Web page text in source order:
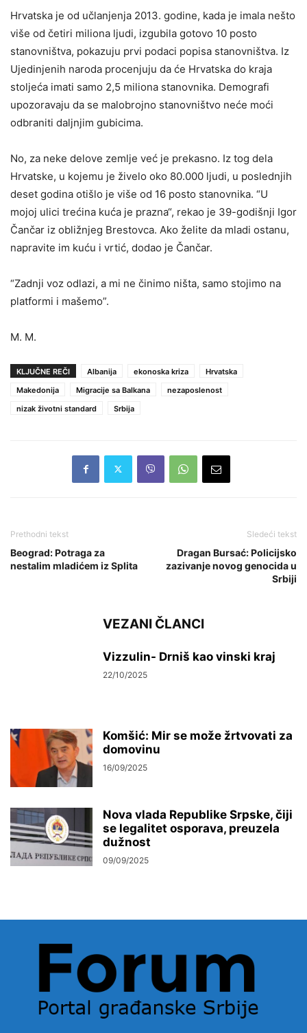
Hrvatska je od učlanjenja 2013. godine, kada je imala nešto
više od četiri miliona ljudi, izgubila gotovo 10 posto
stanovništva, pokazuju prvi podaci popisa stanovništva. Iz
Ujedinjenih naroda procenjuju da će Hrvatska do kraja
stoljeća imati samo 2,5 miliona stanovnika. Demografi
upozoravaju da se malobrojno stanovništvo neće moći
odbraniti daljnjim gubicima.
No, za neke delove zemlje već je prekasno. Iz tog dela
Hrvatske, u kojemu je živelo oko 80.000 ljudi, u poslednjih
deset godina otišlo je više od 16 posto stanovnika. “U
mojoj ulici trećina kuća je prazna“, rekao je 39-godišnji Igor
Čančar iz obližnjeg Brestovca. Ako želite da mladi ostanu,
napravite im kuću i vrtić, dodao je Čančar.
“Zadnji voz odlazi, a mi ne činimo ništa, samo stojimo na
platformi i mašemo”.
M. M.
KLJUČNE REČI Albanija ekonoska kriza
Hrvatska
Makedonija
Migracije sa Balkana
nezaposlenost
nizak životni standard
Srbija
Prethodni tekst
Beograd: Potraga za
nestalim mladićem iz Splita
Sledeći tekst
Dragan Bursać: Policijsko
zazivanje novog genocida u
Srbiji
VEZANI ČLANCI
Vizzulin- Drniš kao vinski kraj
22/10/2025
Komšić: Mir se može žrtvovati za
domovinu
16/09/2025
Nova vlada Republike Srpske, čiji
se legalitet osporava, preuzela
dužnost
09/09/2025